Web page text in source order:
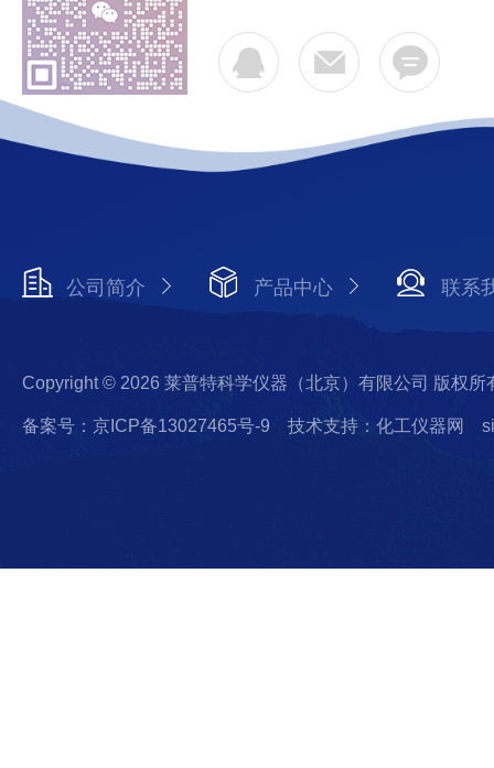
公司简介 产品中心 联系
Copyright © 2026 莱普特科学仪器（北京）有限公司 版权所
备案号：京ICP备13027465号-9 技术支持：化工仪器网